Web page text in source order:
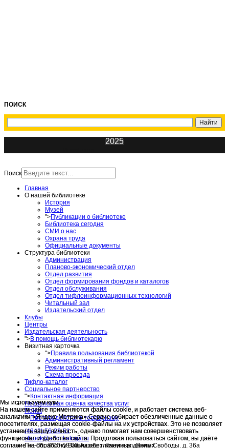
Мы используем куки
На нашем сайте применяются файлы cookie, и работает система веб-
аналитики «Яндекс Метрика».Сервис собирает обезличенные данные о
посетителях, размещая cookie-файлы на их устройствах. Это не позволяет
установить вашу личность, однако помогает нам совершенствовать
функционал и удобство сайта. Продолжая пользоваться сайтом, вы даёте
согласие на обработку Ваших обезличенных данных.
ПОИСК
2025
Поиск
Главная
О нашей библиотеке
История
Музей
">Публикации о библиотеке
Библиотека сегодня
СМИ о нас
Охрана труда
Официальные документы
Структура библиотеки
Администрация
Планово-экономический отдел
Отдел развития
Отдел формирования фондов и каталогов
Отдел обслуживания
Отдел тифлоинформационных технологий
Читальный зал
Издательский отдел
Клубы
Центры
Издательская деятельность
">В помощь библиотекарю
Визитная карточка
">Правила пользования библиотекой
Административный регламент
Режим работы
Схема проезда
Тифло-каталог
Социальное партнерство
">Контактная информация
Независимая оценка качества услуг
Поиск
">Противодействие терроризму
(4842) 56-28-51
slbook@adm.kaluga.ru
Пн.-Пт.: 9.00-18.00 Адрес: г. Калуга ул. Поле Свободы. д. 36а
Мы используем куки
На нашем сайте применяются файлы cookie, и работает система веб-
аналитики «Яндекс Метрика».Сервис собирает обезличенные данные о
посетителях, размещая cookie-файлы на их устройствах. Это не позволяет
установить вашу личность, однако помогает нам совершенствовать
функционал и удобство сайта. Продолжая пользоваться сайтом, вы даёте
согласие на обработку Ваших обезличенных данных.